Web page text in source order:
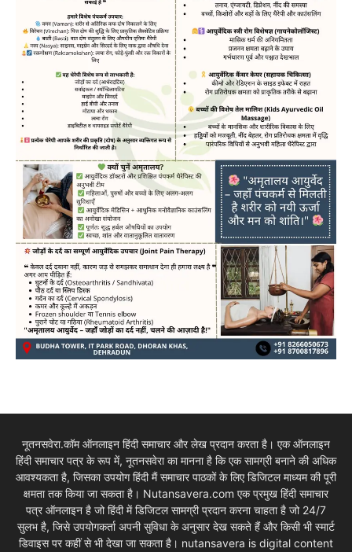
नूतनसवेरा.कॉम ऑनलाइन हिंदी समाचार और लेख प्रदान करता है। एक ऑनलाइन
हिंदी समाचार पत्र के रूप में, नूतनसवेरा का मानना है कि एक सामग्री बनाने की अधिक
आवश्यकता है, जिसका उपयोग हिंदी मैं समाचार पाठकों के लिए डिजिटल माध्यम की पूरी
क्षमता तक किया जा सकता है। Nutansavera.com एक प्रमुख हिंदी समाचार
पत्र ऑनलाइन है जो हिंदी में डिजिटल सामग्री प्रदान करना चाहता है जो 24/7
सुलभ है, जिसे उपयोगकर्ता अपनी सुविधा के अनुसार देख सकते हैं और किसी भी स्मार्ट
डिवाइस पर कहीं से भी देखा जा सकता है। nutansavera is digital content